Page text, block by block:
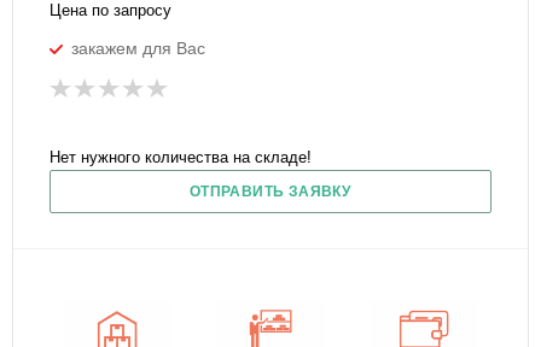
Цена по запросу
закажем для Вас
Нет нужного количества на складе!
ОТПРАВИТЬ ЗАЯВКУ